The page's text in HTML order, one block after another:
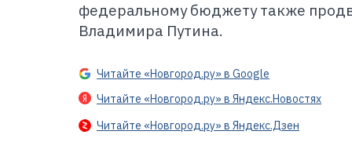
федеральному бюджету также
Владимира Путина.
Читайте «Новгород.ру» в Google
Читайте «Новгород.ру» в Яндекс.Новостях
Читайте «Новгород.ру» в Яндекс.Дзен